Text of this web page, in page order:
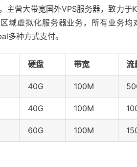
主营大带宽国外VPS服务器，致力于
域虚拟化服务器业务，所有业务均
多种方式支付。
硬盘 带宽 流
40G 100M
40G 100M
60G 100M